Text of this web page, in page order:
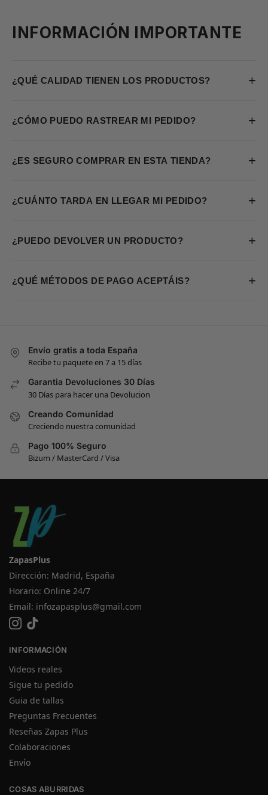
INFORMACIÓN IMPORTANTE
¿QUÉ CALIDAD TIENEN LOS PRODUCTOS? +
¿CÓMO PUEDO RASTREAR MI PEDIDO? +
¿ES SEGURO COMPRAR EN ESTA TIENDA? +
¿CUÁNTO TARDA EN LLEGAR MI PEDIDO? +
¿PUEDO DEVOLVER UN PRODUCTO? +
¿QUÉ MÉTODOS DE PAGO ACEPTÁIS? +
Envío gratis a toda España
Recibe tu paquete en 7 a 15 días
Garantia Devoluciones 30 Días
30 Días para hacer una Devolucion
Creando Comunidad
Creciendo nuestra comunidad
Pago 100% Seguro
Bizum / MasterCard / Visa
ZapasPlus
Dirección: Madrid, España
Horario: Online 24/7
Email: infozapasplus@gmail.com
INFORMACIÓN
Videos reales
Sigue tu pedido
Guia de tallas
Preguntas Frecuentes
Reseñas Zapas Plus
Colaboraciones
Envío
COSAS ABURRIDAS